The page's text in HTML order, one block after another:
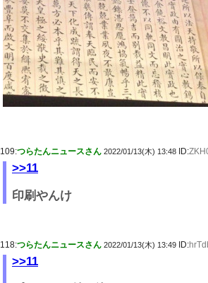
109:つらたんニュースさん 2022/01/13(木) 13:48 ID:
>>11
印刷やんけ
118:つらたんニュースさん 2022/01/13(木) 13:49 ID:
>>11